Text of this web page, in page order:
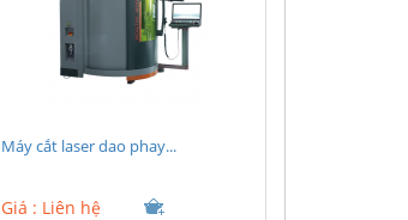
Máy cắt laser dao phay...
Giá : Liên hệ